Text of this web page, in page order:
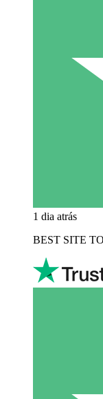
1 dia atrás
BEST SITE